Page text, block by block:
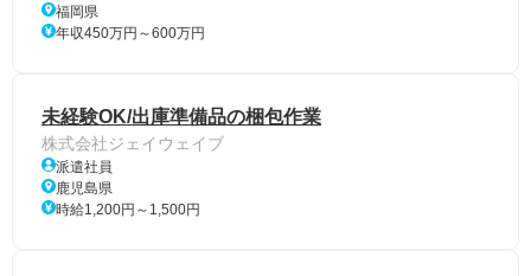
福岡県
年収450万円～600万円
未経験OK/出庫準備品の梱包作業
株式会社ジェイウェイブ
派遣社員
鹿児島県
時給1,200円～1,500円